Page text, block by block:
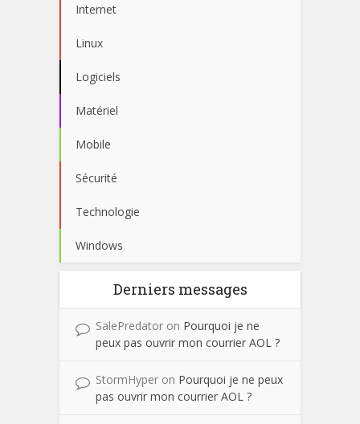
Internet
Linux
Logiciels
Matériel
Mobile
Sécurité
Technologie
Windows
Derniers messages
SalePredator on Pourquoi je ne
peux pas ouvrir mon courrier AOL ?
StormHyper on Pourquoi je ne peux
pas ouvrir mon courrier AOL ?